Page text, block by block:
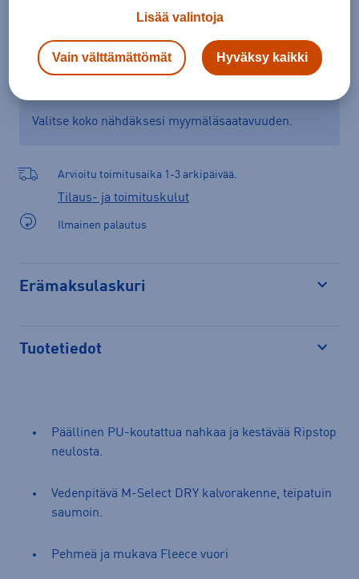
Tarkista saatavuus ja tilaa myymälästä
Verkkokauppa: SaatavillaMyymälät: Saatavilla
Valitse koko nähdäksesi myymäläsaatavuuden.
Arvioitu toimitusaika 1-3 arkipäivää.
Tilaus- ja toimituskulut
Ilmainen palautus
Erämaksulaskuri
Tuotetiedot
Päällinen PU-koutattua nahkaa ja kestävää Ripstop
neulosta.
Vedenpitävä M-Select DRY kalvorakenne, teipatuin
saumoin.
Pehmeä ja mukava Fleece vuori
Lisää valintoja
Vain välttämättömät Hyväksy kaikki